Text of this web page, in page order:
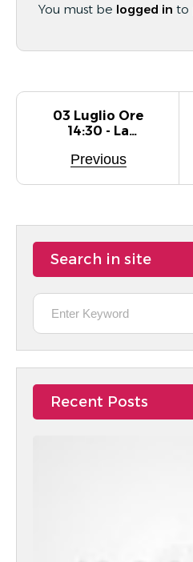
You must be logged in to
Previous
03 Luglio Ore
14:30 - La
Dei Sindaci Di
Search in site
Recent Posts